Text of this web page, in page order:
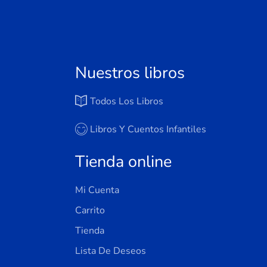
Nuestros libros
Todos Los Libros
Libros Y Cuentos Infantiles
Tienda online
Mi Cuenta
Carrito
Tienda
Lista De Deseos